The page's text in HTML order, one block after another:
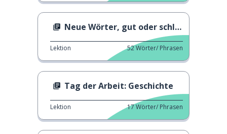
Neue Wörter, gut oder schlecht?
Lektion 52Wörter/ Phrasen
Tag der Arbeit: Geschichte
Lektion 17Wörter/ Phrasen